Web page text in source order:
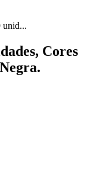
unid...
Cores